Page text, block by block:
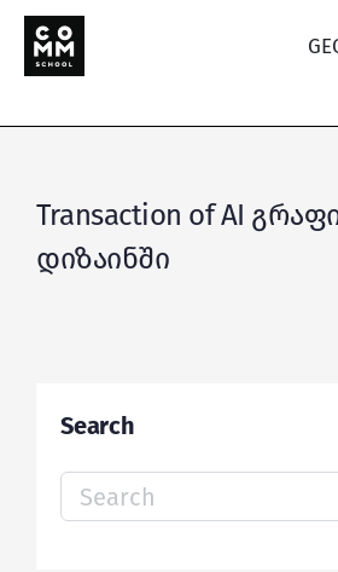
Transaction of AI
დიზაინში
Search
Search
for: